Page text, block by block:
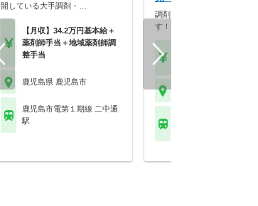
開している大手調剤・…
【月収】34.2万円基本給＋
薬剤師手当＋地域薬剤師調
整手当
鹿児島県 鹿児島市
鹿児島市電第１期線 二中通
駅
調剤・OTCどちらも勉強で
す！